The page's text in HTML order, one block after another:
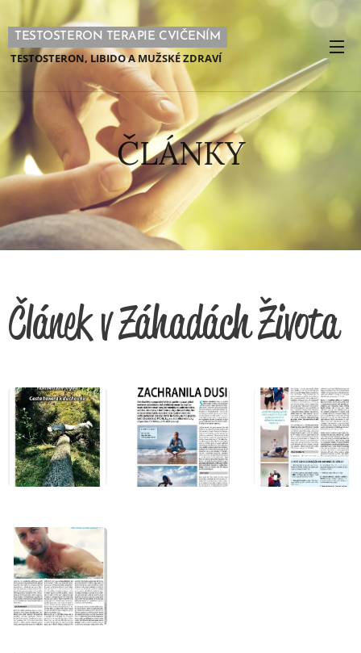
TESTOSTERON TERAPIE CVIČENÍM
TESTOSTERON, LIBIDO A MUŽSKÉ ZDRAVÍ
ČLÁNKY
Článek v Záhadách Života